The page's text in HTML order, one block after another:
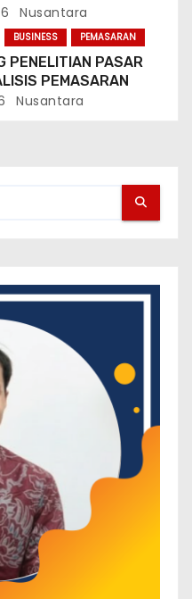
Nusantara
BUSINESS PEMASARAN
PENELITIAN PASAR
PEMASARAN
Nusantara